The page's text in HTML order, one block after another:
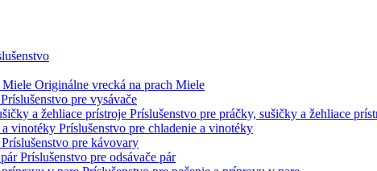
Originálne vrecká na prach Miele
Príslušenstvo pre vysávače
Príslušenstvo pre práčky, sušičky a žehliace
Príslušenstvo pre chladenie a vinotéky
Príslušenstvo pre kávovary
Príslušenstvo pre odsávače pár